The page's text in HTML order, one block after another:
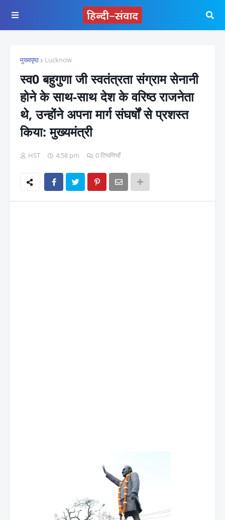
मुख्यपृष्ठ Lucknow
स्व0 बहुगुणा जी स्वतंत्रता संग्राम सेनानी
होने के साथ-साथ देश के वरिष्ठ राजनेता
थे, उन्होंने अपना मार्ग संघर्षों से प्रशस्त
किया: मुख्यमंत्री
HST 4:58 pm 0 टिप्पणियाँ